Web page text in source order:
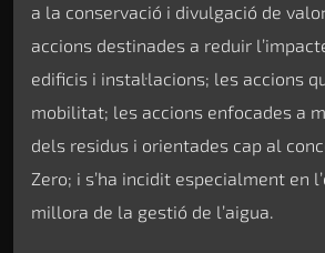
a la conservació i divulgació de
accions destinades a reduir
edificis i instal·lacions; les accions
mobilitat; les accions enfocades a
dels residus i orientades cap al
Zero; i s’ha incidit especialment en
millora de la gestió de l’aigua.